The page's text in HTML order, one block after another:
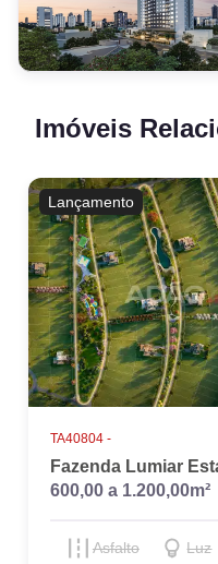
Imóveis
Lançamento
TA40804 -
Fazenda Lumiar
600,00 a 1.200,00m²
Asfalto Luz